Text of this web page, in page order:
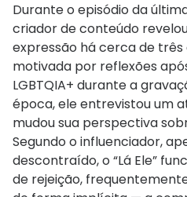
Durante o episódio da
criador de conteúdo
expressão há cerca de
motivada por reflexões
LGBTQIA+ durante a
época, ele entrevistou um
mudou sua perspectiva
Segundo o influenciador,
descontraído, o “Lá Ele”
de rejeição,